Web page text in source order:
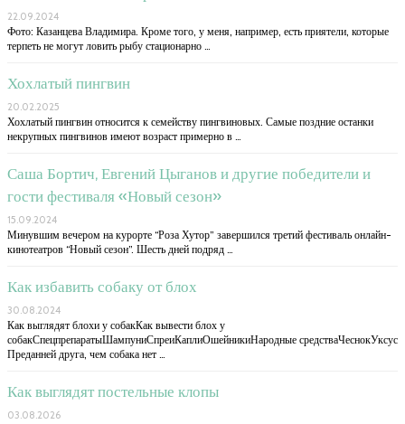
22.09.2024
Фото: Казанцева Владимира. Кроме того, у меня, например, есть приятели, которые
терпеть не могут ловить рыбу стационарно …
Хохлатый пингвин
20.02.2025
Хохлатый пингвин относится к семейству пингвиновых. Самые поздние останки
некрупных пингвинов имеют возраст примерно в …
Саша Бортич, Евгений Цыганов и другие победители и
гости фестиваля «Новый сезон»
15.09.2024
Минувшим вечером на курорте “Роза Хутор” завершился третий фестиваль онлайн-
кинотеатров “Новый сезон”. Шесть дней подряд …
Как избавить собаку от блох
30.08.2024
Как выглядят блохи у собакКак вывести блох у
собакСпецпрепаратыШампуниСпреиКаплиОшейникиНародные средстваЧеснокУксус
Преданней друга, чем собака нет …
Как выглядят постельные клопы
03.08.2026